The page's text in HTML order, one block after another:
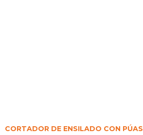
CORTADOR DE ENSILADO CON PÚAS